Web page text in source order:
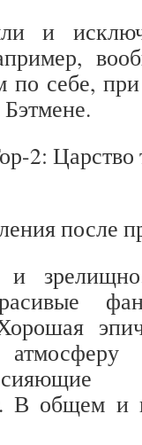
и
себе, при
2: Царство
после
сияющие
В общем и